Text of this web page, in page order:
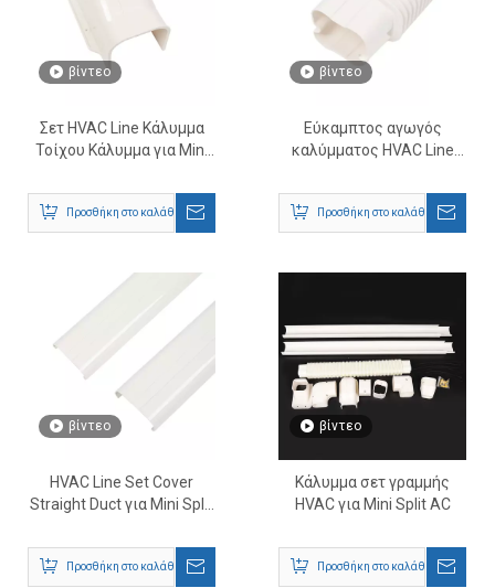
βίντεο
Σετ HVAC Line Κάλυμμα
Τοίχου Κάλυμμα για Mini
Προσθήκη στο καλάθι
βίντεο
Εύκαμπτος αγωγός
καλύμματος HVAC Line
Προσθήκη στο καλάθι
βίντεο
HVAC Line Set Cover
Straight Duct για Mini Split
Προσθήκη στο καλάθι
βίντεο
Κάλυμμα σετ γραμμής
HVAC για Mini Split AC
Προσθήκη στο καλάθι